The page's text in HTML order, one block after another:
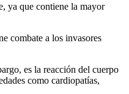
ya que contiene la mayor
combate a los invasores
es la reacción del cuerpo
como cardiopatías,